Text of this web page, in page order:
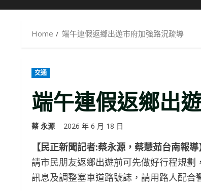
Home 端午連假返鄉出遊市府加強路況疏導
交通
端午連假返鄉出
蔡 永源 2026 年 6 月 18 日
【民正新聞記者:蔡永源，蔡慧茹台南報導
請市民朋友返鄉出遊前可先做好行程規
訊息及調整塞車道路號誌，請用路人配合